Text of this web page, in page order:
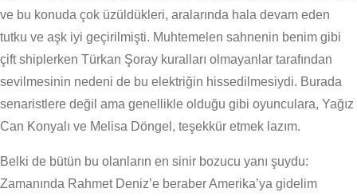
ve bu konuda çok üzüldükleri, aralarında hala devam eden
tutku ve aşk iyi geçirilmişti. Muhtemelen sahnenin benim gibi
çift shiplerken Türkan Şoray kuralları olmayanlar tarafından
sevilmesinin nedeni de bu elektriğin hissedilmesiydi. Burada
senaristlere değil ama genellikle olduğu gibi oyunculara, Yağız
Can Konyalı ve Melisa Döngel, teşekkür etmek lazım.
Belki de bütün bu olanların en sinir bozucu yanı şuydu:
Zamanında Rahmet Deniz’e beraber Amerika’ya gidelim